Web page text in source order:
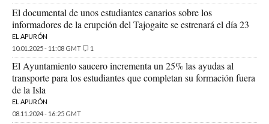
El documental de unos estudiantes canarios sobre los
informadores de la erupción del Tajogaite se estrenará el día 23
EL APURÓN
10.01.2025 - 11:08 GMT
1
El Ayuntamiento saucero incrementa un 25% las ayudas al
transporte para los estudiantes que completan su formación fuera
de la Isla
EL APURÓN
08.11.2024 - 16:25 GMT